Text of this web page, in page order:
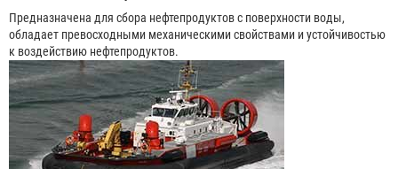
Предназначена для сбора нефтепродуктов с поверхности воды,
обладает превосходными механическими свойствами и устойчивостью
к воздействию нефтепродуктов.